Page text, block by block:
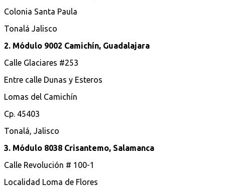
Colonia Santa Paula
Tonalá Jalisco
2. Módulo 9002 Camichín, Guadalajara
Calle Glaciares #253
Entre calle Dunas y Esteros
Lomas del Camichín
Cp. 45403
Tonalá, Jalisco
3. Módulo 8038 Crisantemo, Salamanca
Calle Revolución # 100-1
Localidad Loma de Flores